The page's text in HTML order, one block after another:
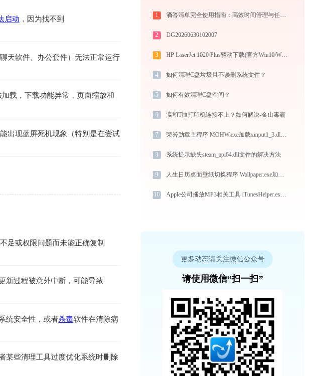
启动 ，因为找不到
天软件、办公套件）无法正常运行
载，下载功能异常，页面缩放和
出现蓝屏死机现象（特别是在尝试
足或权限问题而未能正确复制
新过程被意外中断，可能导致
统安全性，或者杀毒软件在清除病
某些清理工具过度优化系统时删除
1 滴答清单完全使用指南：高效时间管理与任务规划工具，让你的每一天井井有条
2 DG20260630102007
3 HP LaserJet 1020 Plus驱动下载(官方Win10/Win11)
4 如何清理C盘垃圾且不误删系统文件？
5 如何有效清理C盘空间？
6 瀛和T恤打印机连接不上？如何解决-金山毒霸
7 荣誉勋章主程序 MOHW.exe加载xinput1_3.dll文件丢失处理办法
8 系统提示缺失steam_api64.dll文件的解决方法
9 人生日历桌面壁纸切换程序 Wallpaper.exe加载libcurl.dll文件丢失处理办法
10 Apple公司播放MP3相关工具 iTunesHelper.exe提示缺少asl.dll文件的解决办法
更多动态请关注微信公众号
请使用微信“扫一扫”